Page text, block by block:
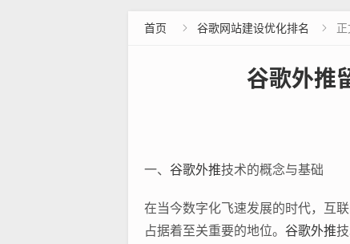
首页  谷歌网站建设优化排名 
谷歌外推
一、 谷歌外推技术的概念与基础
在当今数字化飞速发展的时代，互
占据着至关重要的地位。 谷歌外推